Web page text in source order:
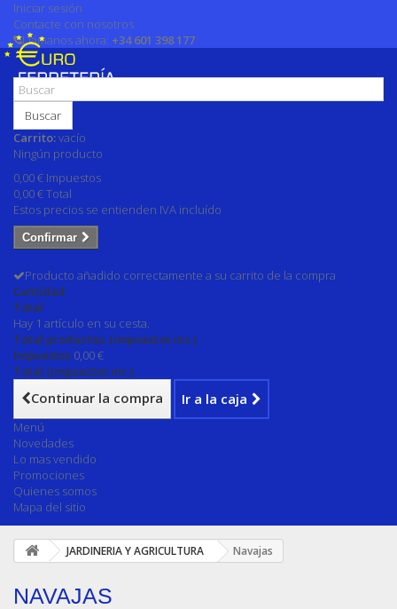
Iniciar sesión
Contacte con nosotros
Llámanos ahora: +34 601 398 177
Buscar
Carrito:vacío
Ningún producto
0,00 € Impuestos
0,00 €Total
Estos precios se entienden IVA incluído
Confirmar
Producto añadido correctamente a su carrito de la compra
Cantidad
Total
Hay 1 artículo en su cesta.
Total productos: (impuestos inc.)
Impuestos 0,00 €
Total (impuestos inc.)
Continuar la compra Ir a la caja
Menú
Novedades
Lo mas vendido
Promociones
Quienes somos
Mapa del sitio
JARDINERIA Y AGRICULTURA Navajas
NAVAJAS